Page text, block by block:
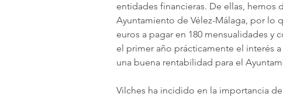
entidades financieras. De ellas, hemos
Ayuntamiento de Vélez-Málaga, por lo
euros a pagar en 180 mensualidades
el primer año prácticamente el interés
una buena rentabilidad para el
Vilches ha incidido en la importancia